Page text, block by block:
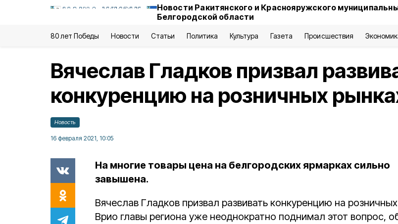
Новости Ракитянского и Краснояружского
Белгородской области
80 лет Победы Новости Статьи Политика Культура Газета Происшествия
Вячеслав Гладков призвал
конкуренцию на розничных
Новость
16 февраля 2021, 10:05
На многие товары цена на белгородских ярмарках сильно
завышена.
Вячеслав Гладков призвал развивать конкуренцию на
Врио главы региона уже неоднократно поднимал этот вопрос,